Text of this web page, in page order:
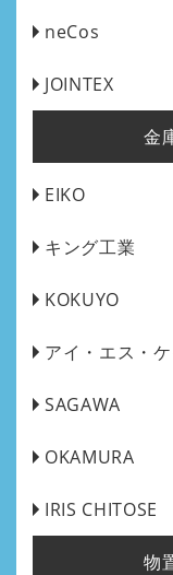
neCos
JOINTEX
金
EIKO
キング工業
KOKUYO
アイ・エス・ケ
SAGAWA
OKAMURA
IRIS CHITOSE
物